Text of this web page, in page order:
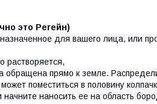
это Регейн)
для вашего лица, или
растворяется,
обращена прямо к земле.
поместиться в половину
наносить ее на область